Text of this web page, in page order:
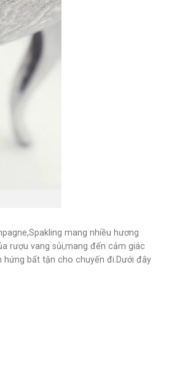
mang nhiều hương
rượu vang sủi,mang đến cảm giác
bất tận cho chuyến đi.Dưới đây